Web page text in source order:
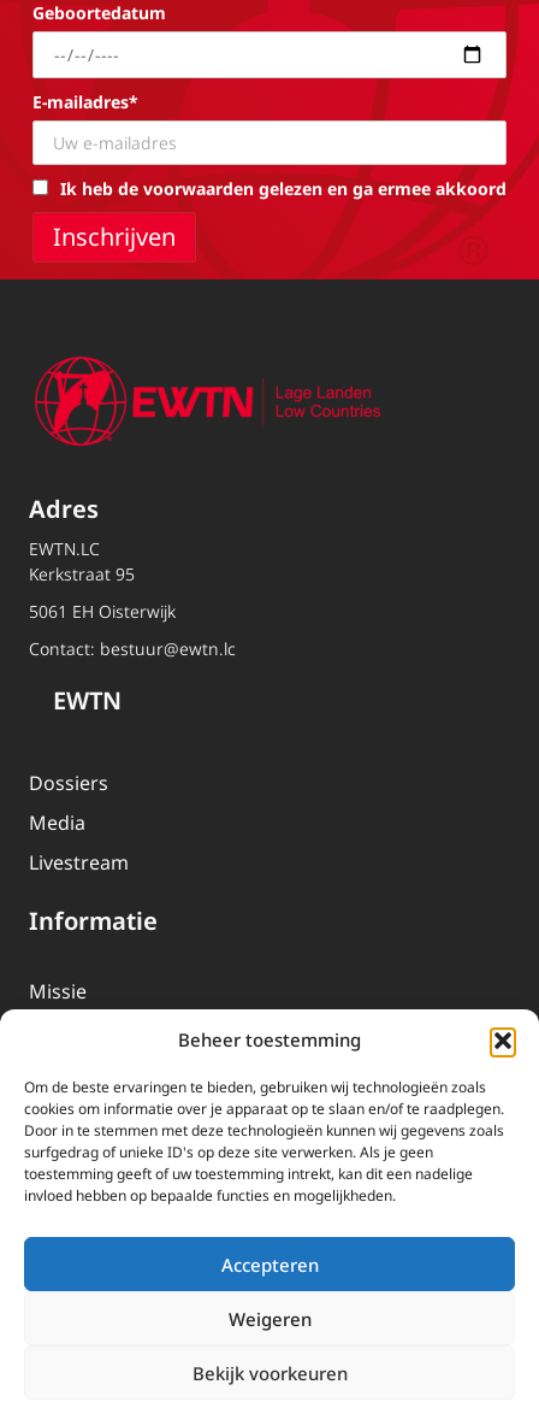
Beheer toestemming
Om de beste ervaringen te bieden, gebruiken wij technologieën zoals
cookies om informatie over je apparaat op te slaan en/of te raadplegen.
Door in te stemmen met deze technologieën kunnen wij gegevens zoals
surfgedrag of unieke ID's op deze site verwerken. Als je geen
toestemming geeft of uw toestemming intrekt, kan dit een nadelige
invloed hebben op bepaalde functies en mogelijkheden.
Accepteren
Weigeren
Bekijk voorkeuren
Geboortedatum
E-mailadres*
Ik heb de voorwaarden gelezen en ga ermee akkoord
Adres
EWTN.LC
Kerkstraat 95
5061 EH Oisterwijk
Contact: bestuur@ewtn.lc
EWTN
Dossiers
Media
Livestream
Informatie
Missie
EWTN-Team
Organisatiegegevens
Doneren
EWTN wordt uitsluitend gefinancierd door uw donaties.
Wij ontvangen bewust geen advertentie-inkomsten of